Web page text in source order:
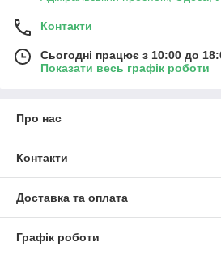
Контакти
Сьогодні працює з 10:00 до
Показати весь графік роботи
Про нас
Контакти
Доставка та оплата
Графік роботи